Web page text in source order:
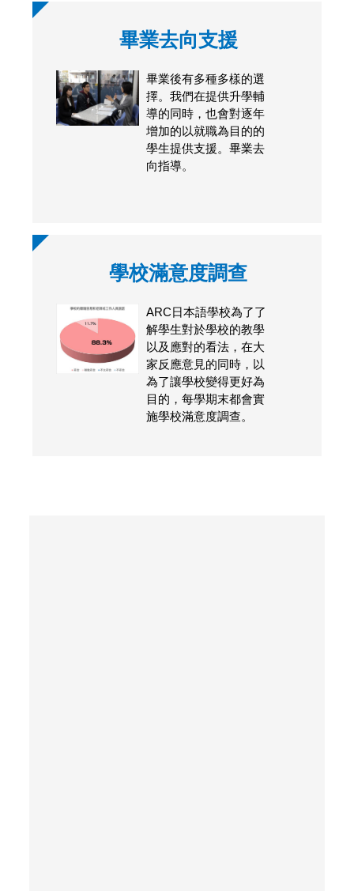
畢業去向支援
畢業後有多種多樣的選
擇。我們在提供升學輔
導的同時，也會對逐年
增加的以就職為目的的
學生提供支援。畢業去
向指導。
學校滿意度調查
ARC日本語學校為了了
解學生對於學校的教學
以及應對的看法，在大
家反應意見的同時，以
為了讓學校變得更好為
目的，每學期末都會實
施學校滿意度調查。